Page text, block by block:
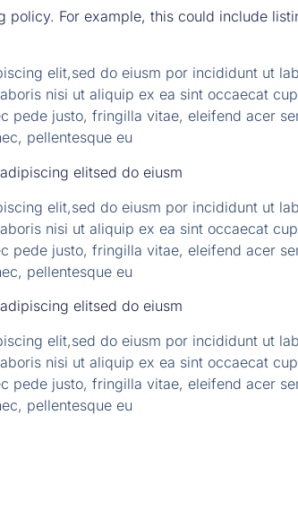
policy. For example, this could include
elit,sed do eiusm por incididunt ut
nisi ut aliquip ex ea sint occaecat
pede justo, fringilla vitae, eleifend acer
pellentesque eu
elitsed do eiusm
elit,sed do eiusm por incididunt ut
nisi ut aliquip ex ea sint occaecat
pede justo, fringilla vitae, eleifend acer
pellentesque eu
elitsed do eiusm
elit,sed do eiusm por incididunt ut
nisi ut aliquip ex ea sint occaecat
pede justo, fringilla vitae, eleifend acer
pellentesque eu